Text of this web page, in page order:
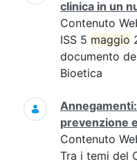
clinica in un
Contenuto
ISS 5 maggio
documento
Bioetica
Annegamenti:
prevenzione
Contenuto
Tra i temi del